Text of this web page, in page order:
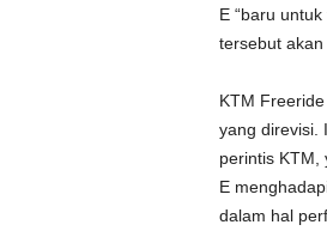
E “baru
tersebut akan
KTM
yang direvisi.
perintis KTM,
E
dalam hal